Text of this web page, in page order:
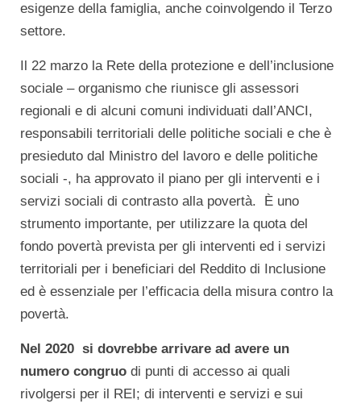
esigenze della famiglia, anche coinvolgendo il Terzo
settore.
Il 22 marzo la Rete della protezione e dell’inclusione
sociale – organismo che riunisce gli assessori
regionali e di alcuni comuni individuati dall’ANCI,
responsabili territoriali delle politiche sociali e che è
presieduto dal Ministro del lavoro e delle politiche
sociali -, ha approvato il piano per gli interventi e i
servizi sociali di contrasto alla povertà. È uno
strumento importante, per utilizzare la quota del
fondo povertà prevista per gli interventi ed i servizi
territoriali per i beneficiari del Reddito di Inclusione
ed è essenziale per l’efficacia della misura contro la
povertà.
Nel 2020 si dovrebbe arrivare ad avere un
numero congruo di punti di accesso ai quali
rivolgersi per il REI; di interventi e servizi e sui